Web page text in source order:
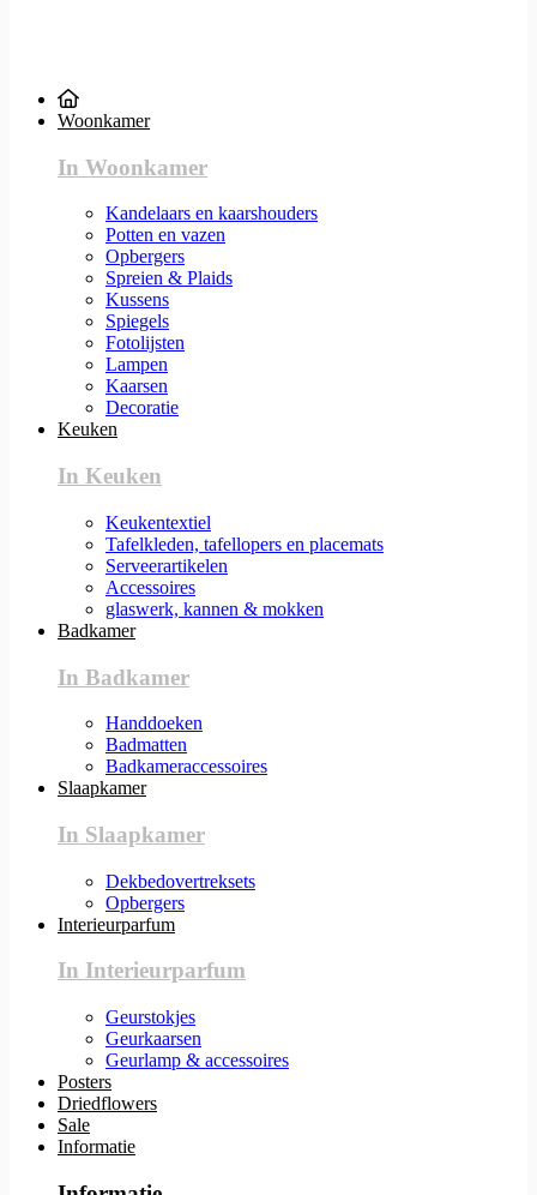
Woonkamer
In Woonkamer
Kandelaars en kaarshouders
Potten en vazen
Opbergers
Spreien & Plaids
Kussens
Spiegels
Fotolijsten
Lampen
Kaarsen
Decoratie
Keuken
In Keuken
Keukentextiel
Tafelkleden, tafellopers en placemats
Serveerartikelen
Accessoires
glaswerk, kannen & mokken
Badkamer
In Badkamer
Handdoeken
Badmatten
Badkameraccessoires
Slaapkamer
In Slaapkamer
Dekbedovertreksets
Opbergers
Interieurparfum
In Interieurparfum
Geurstokjes
Geurkaarsen
Geurlamp & accessoires
Posters
Driedflowers
Sale
Informatie